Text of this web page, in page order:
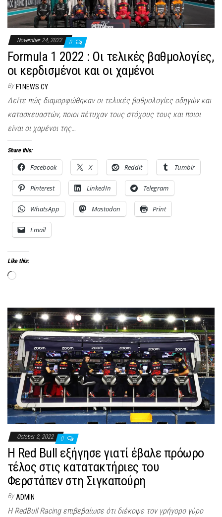
November 24, 2022 0
Formula 1 2022 : Οι τελικές βαθμολογίες,
οι κερδισμένοι και οι χαμένοι
By F1NEWS CY
Δείτε πώς διαμορφώθηκαν οι τελικές βαθμολογίες οδηγών και
κατασκευαστών, ποιοι πέτυχαν τους στόχους τους και ποιοι
είναι οι χαμένοι της…
Share this:
Facebook X Reddit Tumblr
Pinterest LinkedIn Telegram
WhatsApp Mastodon Print
Email
Like this:
Loading…
October 2, 2022 0
H Red Bull εξήγησε γιατί έβαλε πρόωρο
τέλος στις κατατακτήριες του
Φερστάπεν στη Σιγκαπούρη
By ADMIN
Η RedBull Racing επιβεβαίωσε ότι διέκοψε τον γρήγορο γύρο